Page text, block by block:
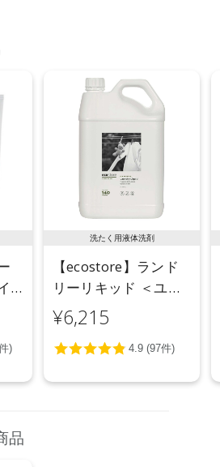
洗たく用液体洗剤
【ecostore】ランド
リーリキッド ＜ユー
カリ＞ 5L
¥6,215
品